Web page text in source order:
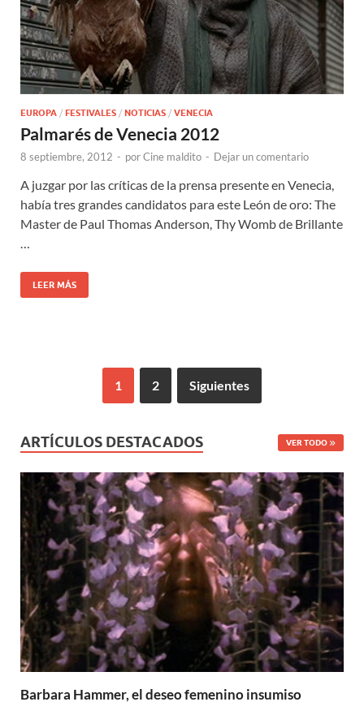
EUROPA / FESTIVALES / NOTICIAS / VENECIA
Palmarés de Venecia 2012
8 septiembre, 2012 - porCine maldito - Dejar un comentario
A juzgar por las críticas de la prensa presente en Venecia,
había tres grandes candidatos para este León de oro: The
Master de Paul Thomas Anderson, Thy Womb de Brillante
…
LEER MÁS
1 2 Siguientes
ARTÍCULOS DESTACADOS VER TODO
Barbara Hammer, el deseo femenino insumiso